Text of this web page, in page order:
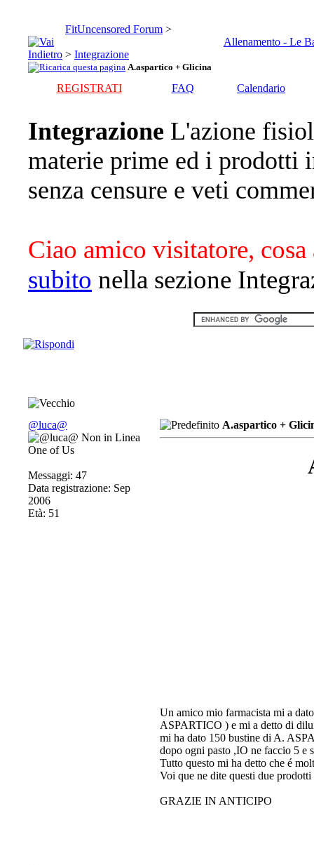
FitUncensored Forum >
Allenamento - Le
> Integrazione
A.aspartico + Glicina
REGISTRATI FAQ Calendario
Integrazione L'azione
materie prime ed i prodotti
senza censure e veti
Ciao amico visitatore, cosa
subito nella sezione
@luca@
One of Us
Messaggi: 47
Data registrazione: Sep
2006
Età: 51
A.aspartico +
Un amico mio farmacista mi a
ASPARTICO ) e mi a detto di
mi ha dato 150 bustine di A.
dopo ogni pasto ,IO ne faccio 5 e
Tutto questo mi ha detto che é
Voi que ne dite questi due prodotti
GRAZIE IN ANTICIPO